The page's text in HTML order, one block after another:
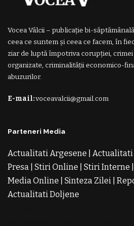
Vocea Vâlcii – publicație bi-
ceea ce suntem și ceea ce facem, în
ziar de luptă împotriva corupției, crimei
organizate, criminalității economico-
abuzurilor.
E-mail:voceavalcii@gmail.com
Parteneri Media
Actualitati Argesene Actualitati
Presa Stiri Online Stiri Interne
Media Online
Sinteza Zilei
Actualitati Doljene